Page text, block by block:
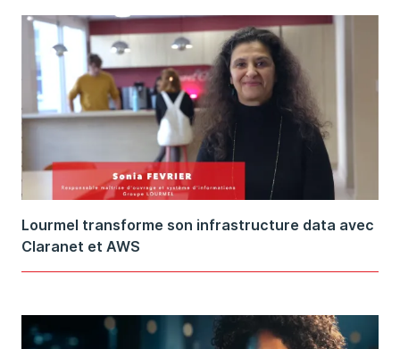
Lourmel transforme son infrastructure data avec
Claranet et AWS